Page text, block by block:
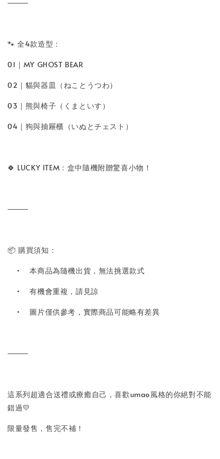
⸻
🐾 全4款造型：
01｜MY GHOST BEAR
02｜貓與器皿（ねことうつわ）
03｜熊與椅子（くまといす）
04｜狗與抽屜櫃（いぬとチェスト）
🍀 LUCKY ITEM：盒中隨機附贈驚喜小物！
⸻
📦 購買須知：
•
本商品為隨機出貨，無法挑選款式
•
有機會重複，請見諒
•
圖片僅供參考，實際商品可能略有差異
⸻
這系列超適合送禮或療癒自己，喜歡umao風格的你絕對不能
錯過💛
限量發售，售完不補！